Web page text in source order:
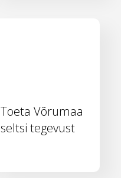
Toeta Võrumaa
seltsi tegevust